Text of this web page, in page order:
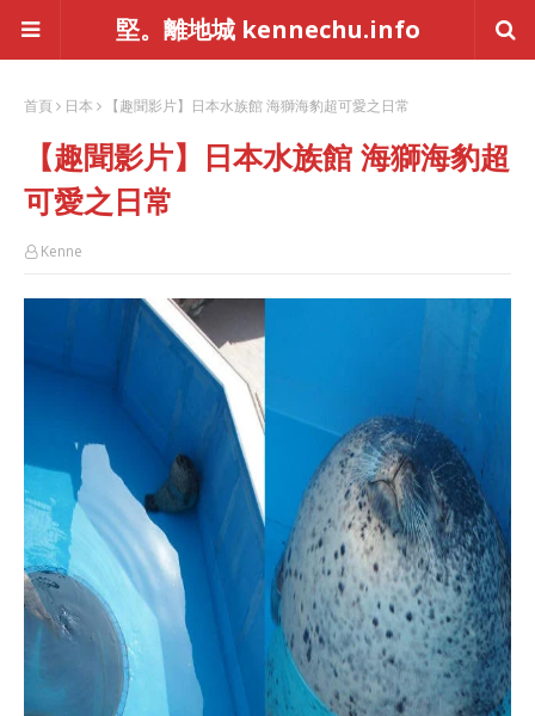
堅。離地城 kennechu.info
首頁 日本 【趣聞影片】日本水族館 海獅海豹超可愛之日常
【趣聞影片】日本水族館 海獅海豹超
可愛之日常
Kenne